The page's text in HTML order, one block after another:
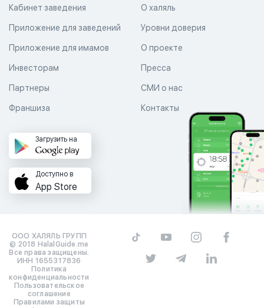
О халяль
Уровни доверия
Кабинет заведения
Приложение для заведений
Приложение для имамов О проекте
Пресса
СМИ о нас
Контакты
Инвесторам
Партнеры
Франшиза
Загрузить на
Доступно в
App Store
ООО ХАЛЯЛЬ ГРУПП
© 2018 HalalGuide.me
Все права защищены.
ИНН 1655317836
Политика
конфиденциальности
Пользовательское
соглашение
Правилами защиты